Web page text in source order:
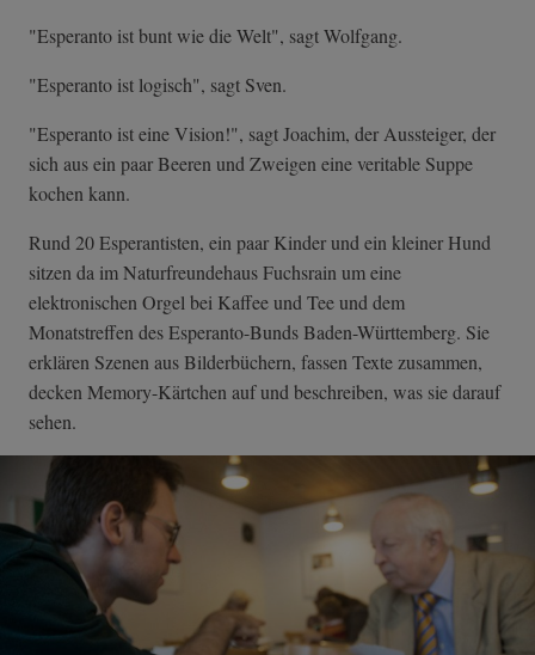
"Esperanto ist bunt wie die Welt", sagt Wolfgang.
"Esperanto ist logisch", sagt Sven.
"Esperanto ist eine Vision!", sagt Joachim, der Aussteiger, der
sich aus ein paar Beeren und Zweigen eine veritable Suppe
kochen kann.
Rund 20 Esperantisten, ein paar Kinder und ein kleiner Hund
sitzen da im Naturfreundehaus Fuchsrain um eine
elektronischen Orgel bei Kaffee und Tee und dem
Monatstreffen des Esperanto-Bunds Baden-Württemberg. Sie
erklären Szenen aus Bilderbüchern, fassen Texte zusammen,
decken Memory-Kärtchen auf und beschreiben, was sie darauf
sehen.